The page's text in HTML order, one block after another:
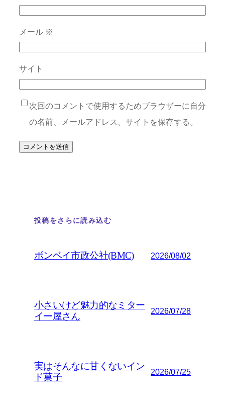
メール ※
サイト
次回のコメントで使用するためブラウザーに自分
の名前、メールアドレス、サイトを保存する。
投稿をさらに読み込む
ボンベイ市政公社(BMC) 2026/08/02
小さいけど魅力的なミター
イー屋さん
2026/07/28
実はそんなに甘くないイン
ド菓子
2026/07/25